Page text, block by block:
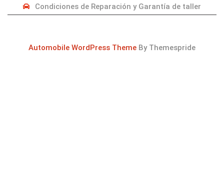
Condiciones de Reparación y Garantía de taller
Automobile WordPress Theme By Themespride